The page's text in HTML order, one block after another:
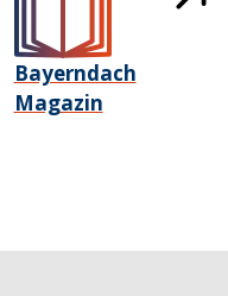
Bayerndach
Magazin